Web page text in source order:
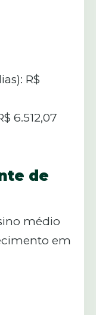
R$
6.512,07
de
médio
em